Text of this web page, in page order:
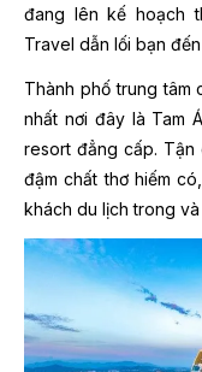
đang lên kế hoạch
Travel dẫn lối bạn
Thành phố trung tâm
nhất nơi đây là Tam
resort đẳng cấp. Tận
đậm chất thơ hiếm
khách du lịch trong